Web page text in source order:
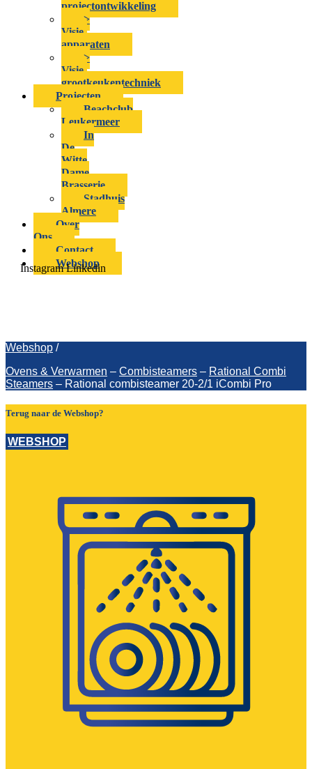
projectontwikkeling
>
Visie-
apparaten
>
Visie-
grootkeukentechniek
Projecten
Beachclub
Leukermeer
In
De
Witte
Dame
Brasserie
Stadhuis
Almere
Over
Ons
Contact
Webshop
Instagram Linkedin
Webshop /
Ovens & Verwarmen – Combisteamers – Rational Combi
Steamers – Rational combisteamer 20-2/1 iCombi Pro
Terug naar de Webshop?
WEBSHOP